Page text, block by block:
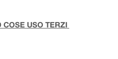
COSE USO TERZI